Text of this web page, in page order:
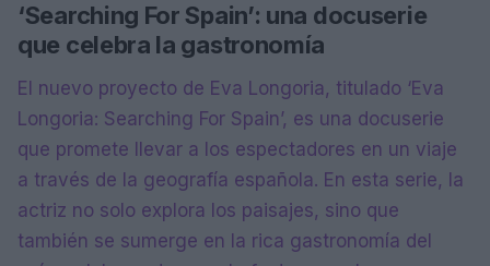
‘Searching For Spain’: una docuserie
que celebra la gastronomía
El nuevo proyecto de Eva Longoria, titulado ‘Eva
Longoria: Searching For Spain’, es una docuserie
que promete llevar a los espectadores en un viaje
a través de la geografía española. En esta serie, la
actriz no solo explora los paisajes, sino que
también se sumerge en la rica gastronomía del